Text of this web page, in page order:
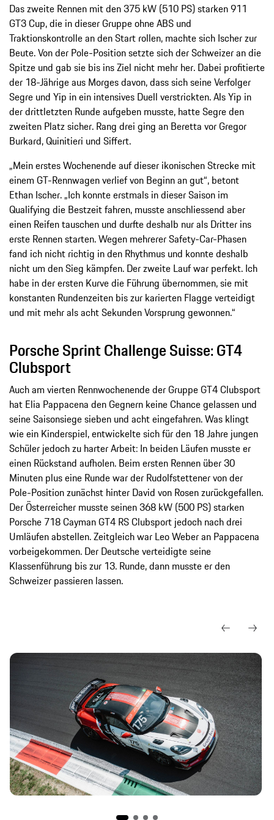
Das zweite Rennen mit den 375 kW (510 PS) starken 911
GT3 Cup, die in dieser Gruppe ohne ABS und
Traktionskontrolle an den Start rollen, machte sich Ischer zur
Beute. Von der Pole-Position setzte sich der Schweizer an die
Spitze und gab sie bis ins Ziel nicht mehr her. Dabei profitierte
der 18-Jährige aus Morges davon, dass sich seine Verfolger
Segre und Yip in ein intensives Duell verstrickten. Als Yip in
der drittletzten Runde aufgeben musste, hatte Segre den
zweiten Platz sicher. Rang drei ging an Beretta vor Gregor
Burkard, Quinitieri und Siffert.
„Mein erstes Wochenende auf dieser ikonischen Strecke mit
einem GT-Rennwagen verlief von Beginn an gut“, betont
Ethan Ischer. „Ich konnte erstmals in dieser Saison im
Qualifying die Bestzeit fahren, musste anschliessend aber
einen Reifen tauschen und durfte deshalb nur als Dritter ins
erste Rennen starten. Wegen mehrerer Safety-Car-Phasen
fand ich nicht richtig in den Rhythmus und konnte deshalb
nicht um den Sieg kämpfen. Der zweite Lauf war perfekt. Ich
habe in der ersten Kurve die Führung übernommen, sie mit
konstanten Rundenzeiten bis zur karierten Flagge verteidigt
und mit mehr als acht Sekunden Vorsprung gewonnen.“
Porsche Sprint Challenge Suisse: GT4
Clubsport
Auch am vierten Rennwochenende der Gruppe GT4 Clubsport
hat Elia Pappacena den Gegnern keine Chance gelassen und
seine Saisonsiege sieben und acht eingefahren. Was klingt
wie ein Kinderspiel, entwickelte sich für den 18 Jahre jungen
Schüler jedoch zu harter Arbeit: In beiden Läufen musste er
einen Rückstand aufholen. Beim ersten Rennen über 30
Minuten plus eine Runde war der Rudolfstettener von der
Pole-Position zunächst hinter David von Rosen zurückgefallen.
Der Österreicher musste seinen 368 kW (500 PS) starken
Porsche 718 Cayman GT4 RS Clubsport jedoch nach drei
Umläufen abstellen. Zeitgleich war Leo Weber an Pappacena
vorbeigekommen. Der Deutsche verteidigte seine
Klassenführung bis zur 13. Runde, dann musste er den
Schweizer passieren lassen.